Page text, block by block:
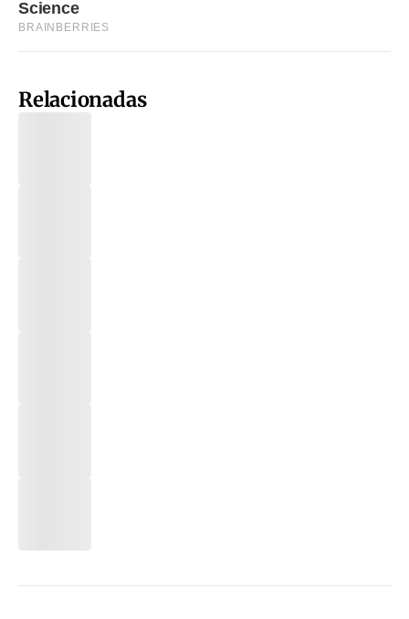
Relacionadas